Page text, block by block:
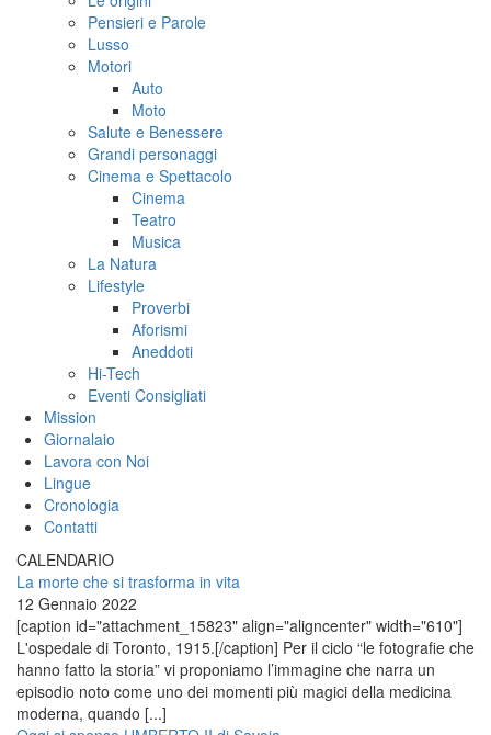
Pensieri e Parole
Lusso
Motori
Auto
Moto
Salute e Benessere
Grandi personaggi
Cinema e Spettacolo
Cinema
Teatro
Musica
La Natura
Lifestyle
Proverbi
Aforismi
Aneddoti
Hi-Tech
Eventi Consigliati
Mission
Giornalaio
Lavora con Noi
Lingue
Cronologia
Contatti
CALENDARIO
La morte che si trasforma in vita
12 Gennaio 2022
[caption id="attachment_15823" align="aligncenter" width="610"]
L'ospedale di Toronto, 1915.[/caption] Per il ciclo “le fotografie che
hanno fatto la storia” vi proponiamo l’immagine che narra un
episodio noto come uno dei momenti più magici della medicina
moderna, quando [...]